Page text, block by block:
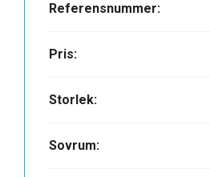
Referensnummer:
Pris:
Storlek:
Sovrum: